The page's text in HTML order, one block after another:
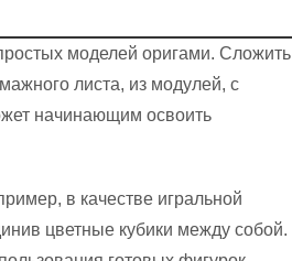
моделей оригами. Сложить
листа, из модулей, с
начинающим освоить
в качестве игральной
цветные кубики между собой.